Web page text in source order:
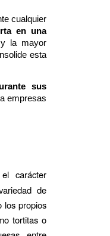
cualquier
en una
la mayor
esta
sus
empresas
carácter
de
los propios
tortitas o